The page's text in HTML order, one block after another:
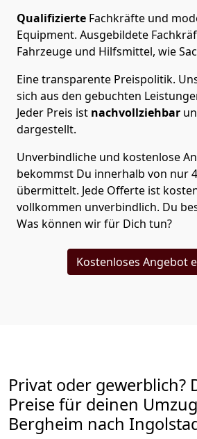
Qualifizierte Fachkräfte und
Equipment. Ausgebildete
Fahrzeuge und Hilfsmittel, wie
Eine transparente Preispolitik.
sich aus den gebuchten
Jeder Preis ist nachvollziehbar
dargestellt.
Unverbindliche und kostenlose
bekommst Du innerhalb von nur4
übermittelt. Jede Offerte ist
vollkommen unverbindlich. Du
Was können wir für Dich tun?
Kostenloses Angebot
Privat oder gewerblich?
Preise für deinen
Bergheim nach